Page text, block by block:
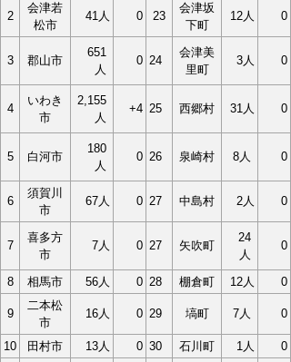
2
会津若
松市
41人 0 23
会津坂
下町
12人 0
3 郡山市
651
人
0 24
会津美
里町
3人 0
4
いわき
市
2,155
人
+4 25 西郷村 31人 0
5 白河市
180
人
0 26 泉崎村 8人 0
6
須賀川
市
67人 0 27 中島村 2人 0
7
喜多方
市
7人 0 27 矢吹町
24
人
0
8 相馬市 56人 0 28 棚倉町 12人 0
9
二本松
市
16人 0 29 塙町 7人 0
10 田村市 13人 0 30 石川町 1人 0